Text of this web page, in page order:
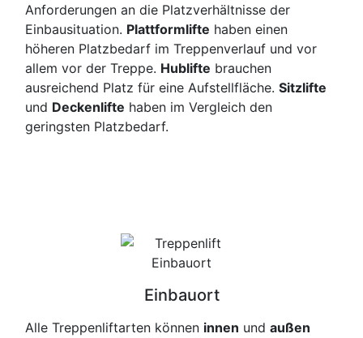
Anforderungen an die Platzverhältnisse der
Einbausituation. Plattformlifte haben einen
höheren Platzbedarf im Treppenverlauf und vor
allem vor der Treppe. Hublifte brauchen
ausreichend Platz für eine Aufstellfläche. Sitzlifte
und Deckenlifte haben im Vergleich den
geringsten Platzbedarf.
Einbauort
Alle Treppenliftarten können innen und außen